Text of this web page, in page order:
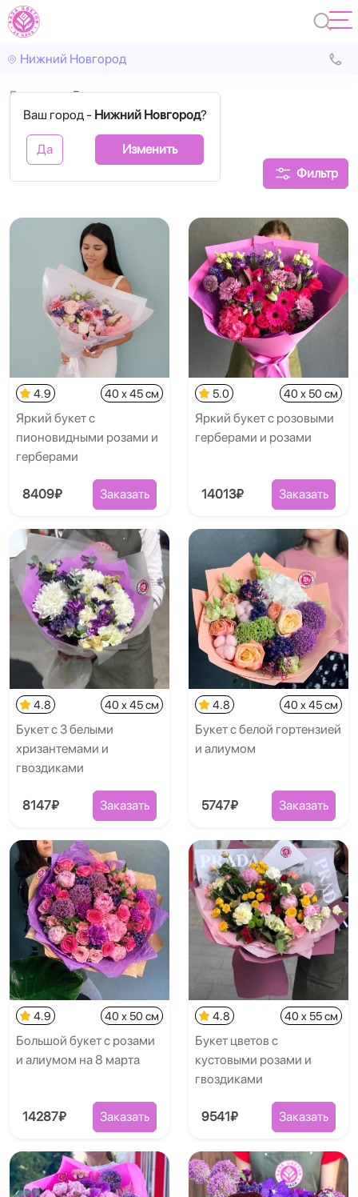
Нижний Новгород
Ваш город - Нижний Новгород?
Да Изменить
Главная Вероника
Вероника
Фильтр
4.9 40 x 45 см
Яркий букет с
пионовидными розами и
герберами
8409₽ Заказать
5.0 40 x 50 см
Яркий букет с розовыми
герберами и розами
14013₽ Заказать
4.8 40 x 45 см
Букет с 3 белыми
хризантемами и
гвоздиками
8147₽ Заказать
4.8 40 x 45 см
Букет с белой гортензией
и алиумом
5747₽ Заказать
4.9 40 x 50 см
Большой букет с розами
и алиумом на 8 марта
14287₽ Заказать
4.8 40 x 55 см
Букет цветов с
кустовыми розами и
гвоздиками
9541₽ Заказать